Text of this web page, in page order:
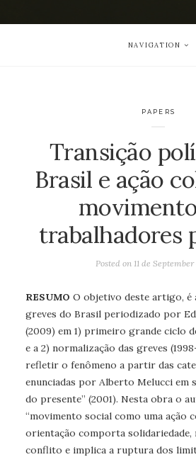
NAVIGATION
PAPERS
Transição
Brasil e ação
trabalhadores
Posted on 11 de September
RESUMO O objetivo deste artigo, é
greves do Brasil periodizado por
(2009) em 1) primeiro grande ciclo
e a 2) normalização das greves
refletir o fenômeno a partir das
enunciadas por Alberto Melucci em
do presente” (2001). Nesta obra o
“movimento social como uma ação
orientação comporta solidariedade,
conflito e implica a ruptura dos